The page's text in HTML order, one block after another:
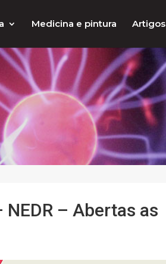
Medicina e pintura Artigos
NEDR – Abertas as